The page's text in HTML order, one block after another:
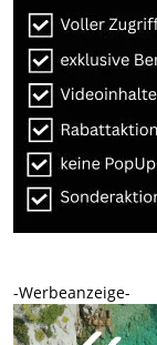
-Werbeanzeige-